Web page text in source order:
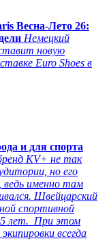
Весна-Лето 26:
Немецкий
новую
Euro Shoes в
и для спорта
KV+ не так
но его
именно там
Швейцарский
спортивной
лет. При этом
всегда